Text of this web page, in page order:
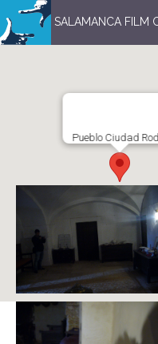
SALAMANCA FILM
Pueblo Ciudad